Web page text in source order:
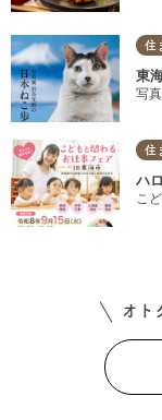
住
東
写
住
ハ
こ
オト